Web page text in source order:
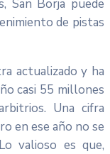
San Borja puede
de pistas
actualizado y ha
casi 55 millones
Una cifra
en ese año no se
valioso es que,